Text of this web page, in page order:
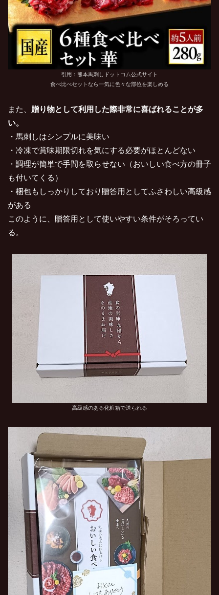
引用：熊本馬刺しドットコム公式サイト
食べ比べセットなら一気に色々な部位を楽しめる
また、 贈り物として利用した際非常に喜ばれることが多
い。
・馬刺しはシンプルに美味い
・冷凍で賞味期限切れを気にする必要がほとんどない
・調理が簡単で手間を取らせない（おいしい食べ方の冊子
も付いてくる）
・梱包もしっかりしており贈答用としてふさわしい高級感
がある
このように、贈答用として使いやすい条件がそろってい
る。
高級感のある化粧箱で送られる